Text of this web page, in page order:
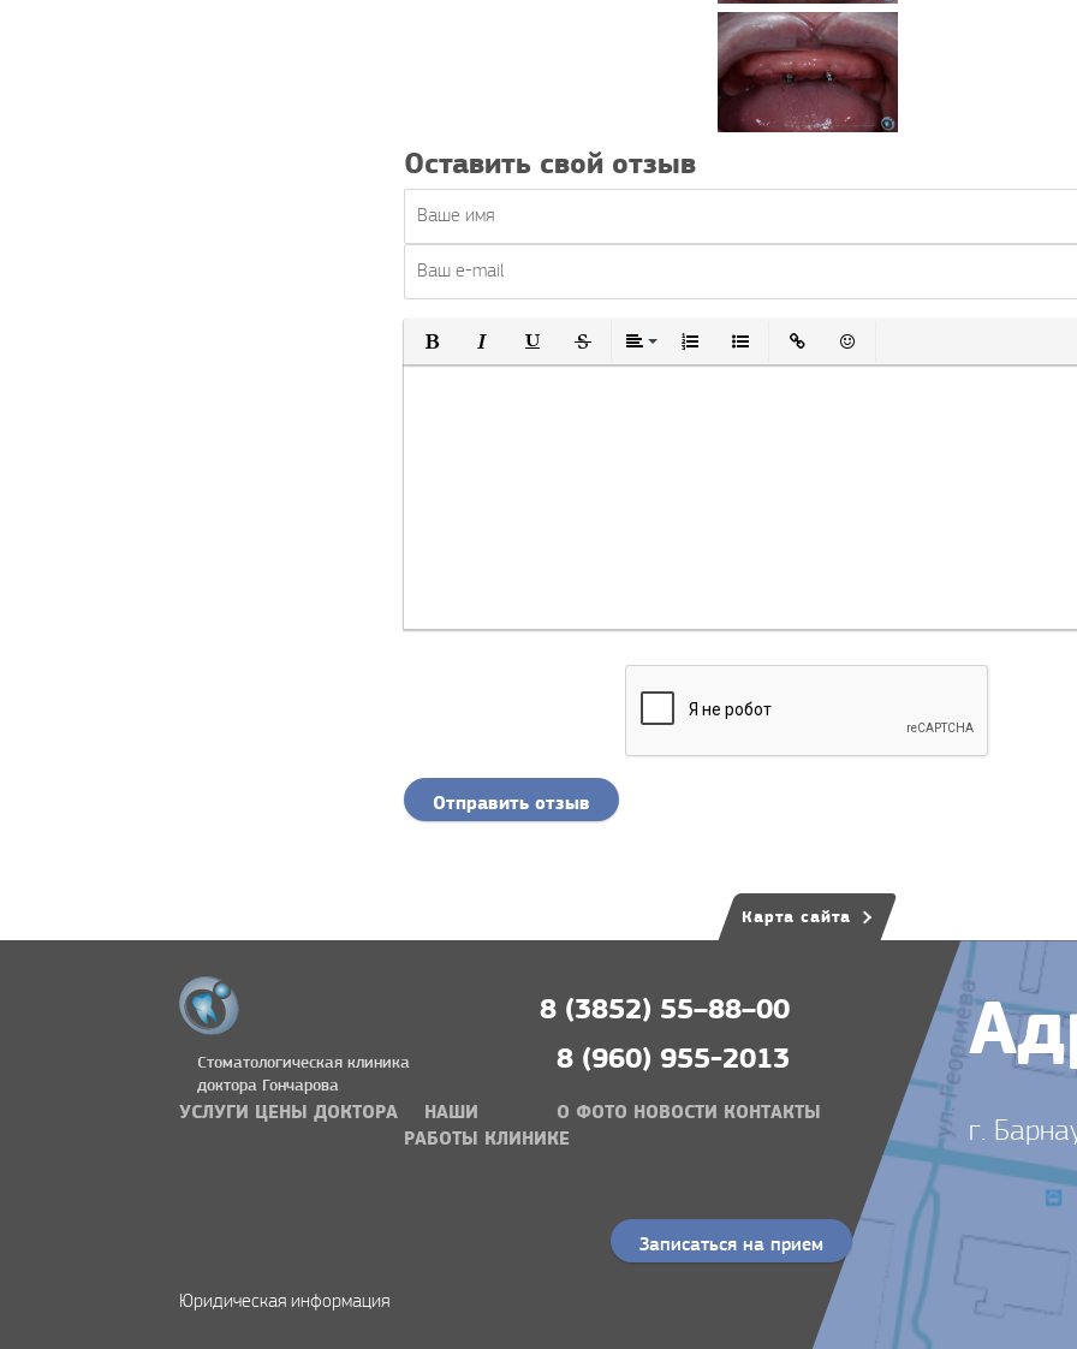
Оставить свой отзыв
Полужирный
КурсивПодчеркнутый
ЗачеркнутыйВыравнивание
Нумерованный список
Маркированный список
Вставить ссылку
Вставить смайлик
Отправить отзыв
Карта сайта
г.
Стоматологическая клиника
доктора Гончарова
8 (3852) 55–88–00
8 (960) 955-2013
УСЛУГИ ЦЕНЫ ДОКТОРА
НАШИ
РАБОТЫ
О
КЛИНИКЕ
ФОТО НОВОСТИ КОНТАКТЫ
Записаться на прием
Юридическая информация